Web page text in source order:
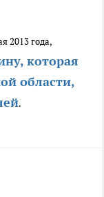
2013 года,
которая
области,
.